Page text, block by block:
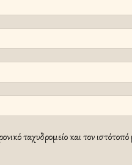
ταχυδρομείο και τον